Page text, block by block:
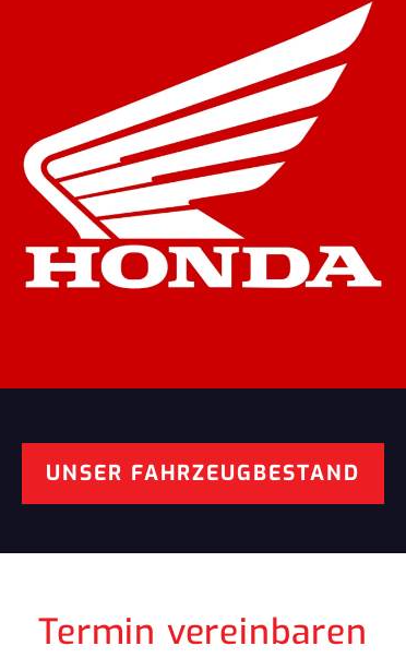
UNSER FAHRZEUGBESTAND
Termin vereinbaren